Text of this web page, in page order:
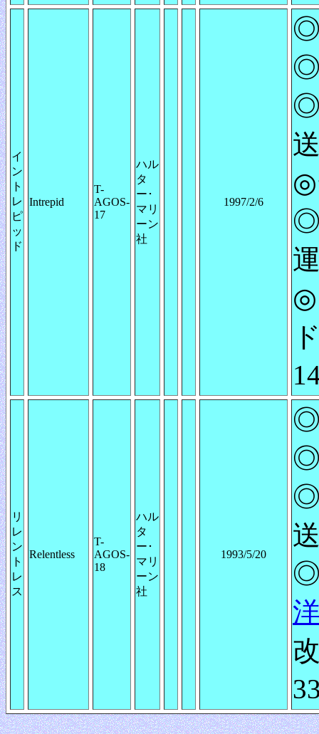
イ
ン
ト
レ
ピ
ッ
ド
Intrepid
T-
AGOS-
17
ハル
タ
ー･
マリ
ーン
社
1997/2/6
◎
リ
レ
ン
ト
レ
ス
Relentless
T-
AGOS-
18
ハル
タ
ー･
マリ
ーン
社
1993/5/20